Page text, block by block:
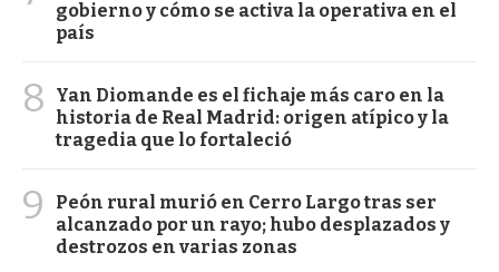
gobierno y cómo se activa la operativa en el
país
8
Yan Diomande es el fichaje más caro en la
historia de Real Madrid: origen atípico y la
tragedia que lo fortaleció
9
Peón rural murió en Cerro Largo tras ser
alcanzado por un rayo; hubo desplazados y
destrozos en varias zonas